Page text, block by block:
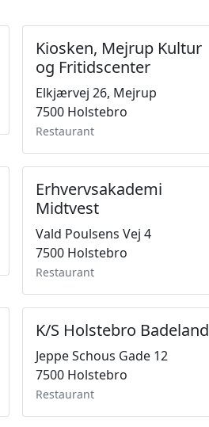
Kiosken, Mejrup Kultur
og Fritidscenter
Elkjærvej 26, Mejrup
7500 Holstebro
Restaurant
Erhvervsakademi
Midtvest
Vald Poulsens Vej 4
7500 Holstebro
Restaurant
K/S Holstebro Badeland
Jeppe Schous Gade 12
7500 Holstebro
Restaurant